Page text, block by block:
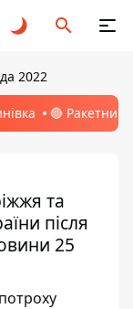
2022
🔴 Ракетний
та
після
25